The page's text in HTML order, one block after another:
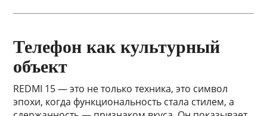
Телефон как культурный
объект
REDMI 15 — это не только техника, это символ
эпохи, когда функциональность стала стилем, а